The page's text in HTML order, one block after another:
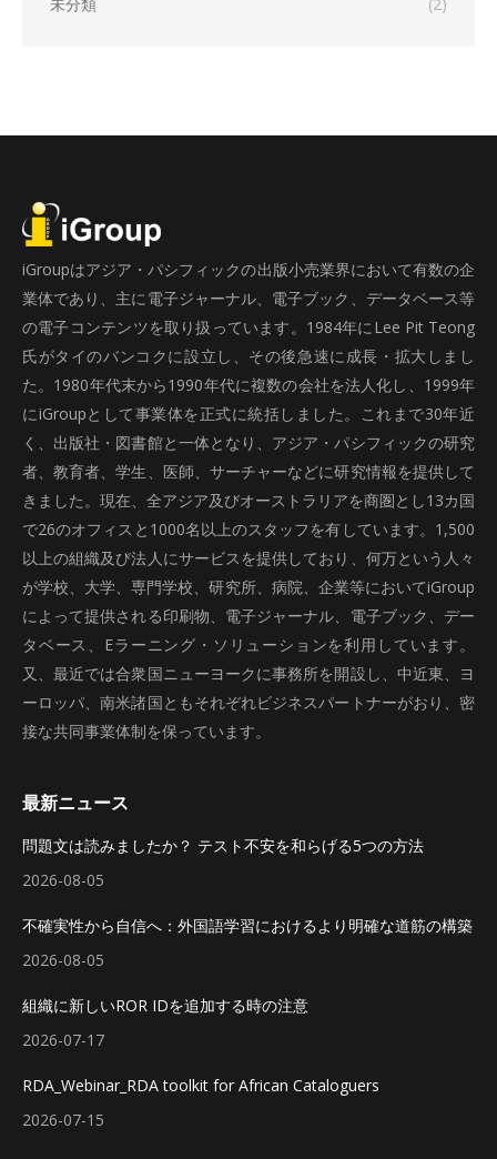
iGroupはアジア・パシフィックの出版小売業界において有数の企
業体であり、主に電子ジャーナル、電子ブック、データベース等
の電子コンテンツを取り扱っています。1984年にLee Pit Teong
氏がタイのバンコクに設立し、その後急速に成長・拡大しまし
た。1980年代末から1990年代に複数の会社を法人化し、1999年
にiGroupとして事業体を正式に統括しました。これまで30年近
く、出版社・図書館と一体となり、アジア・パシフィックの研究
者、教育者、学生、医師、サーチャーなどに研究情報を提供して
きました。現在、全アジア及びオーストラリアを商圏とし13カ国
で26のオフィスと1000名以上のスタッフを有しています。1,500
以上の組織及び法人にサービスを提供しており、何万という人々
が学校、大学、専門学校、研究所、病院、企業等においてiGroup
によって提供される印刷物、電子ジャーナル、電子ブック、デー
タベース、Eラーニング・ソリューションを利用しています。
又、最近では合衆国ニューヨークに事務所を開設し、中近東、ヨ
ーロッパ、南米諸国ともそれぞれビジネスパートナーがおり、密
接な共同事業体制を保っています。
最新ニュース
問題文は読みましたか？ テスト不安を和らげる5つの方法
2026-08-05
不確実性から自信へ：外国語学習におけるより明確な道筋の構築
2026-08-05
組織に新しいROR IDを追加する時の注意
2026-07-17
RDA_Webinar_RDA toolkit for African Cataloguers
2026-07-15